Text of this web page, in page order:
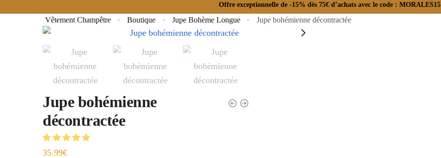
Offre exceptionnelle de -15% dès 75€ d’achats avec le code : MORALES15
Vêtement Champêtre » Boutique » Jupe Bohème Longue » Jupe bohémienne décontractée
Jupe bohémienne
décontractée
35.99€